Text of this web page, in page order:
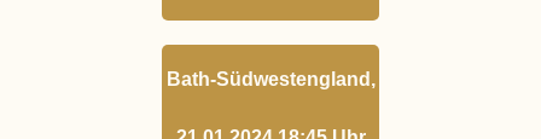
Bath-Südwestengland,